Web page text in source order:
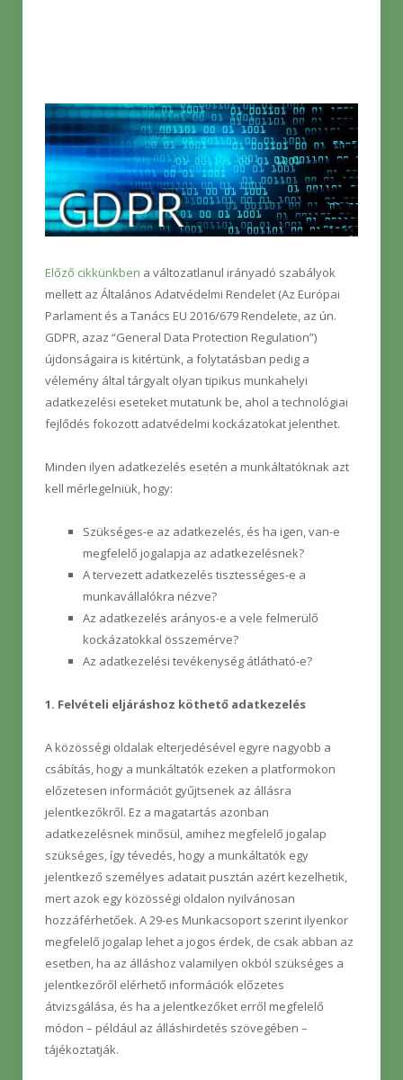
Előző cikkünkben a változatlanul irányadó szabályok
mellett az Általános Adatvédelmi Rendelet (Az Európai
Parlament és a Tanács EU 2016/679 Rendelete, az ún.
GDPR, azaz “General Data Protection Regulation”)
újdonságaira is kitértünk, a folytatásban pedig a
vélemény által tárgyalt olyan tipikus munkahelyi
adatkezelési eseteket mutatunk be, ahol a technológiai
fejlődés fokozott adatvédelmi kockázatokat jelenthet.
Minden ilyen adatkezelés esetén a munkáltatóknak azt
kell mérlegelniük, hogy:
Szükséges-e az adatkezelés, és ha igen, van-e
megfelelő jogalapja az adatkezelésnek?
A tervezett adatkezelés tisztességes-e a
munkavállalókra nézve?
Az adatkezelés arányos-e a vele felmerülő
kockázatokkal összemérve?
Az adatkezelési tevékenység átlátható-e?
1. Felvételi eljáráshoz köthető adatkezelés
A közösségi oldalak elterjedésével egyre nagyobb a
csábítás, hogy a munkáltatók ezeken a platformokon
előzetesen információt gyűjtsenek az állásra
jelentkezőkről. Ez a magatartás azonban
adatkezelésnek minősül, amihez megfelelő jogalap
szükséges, így tévedés, hogy a munkáltatók egy
jelentkező személyes adatait pusztán azért kezelhetik,
mert azok egy közösségi oldalon nyilvánosan
hozzáférhetőek. A 29-es Munkacsoport szerint ilyenkor
megfelelő jogalap lehet a jogos érdek, de csak abban az
esetben, ha az álláshoz valamilyen okból szükséges a
jelentkezőről elérhető információk előzetes
átvizsgálása, és ha a jelentkezőket erről megfelelő
módon – például az álláshirdetés szövegében –
tájékoztatják.